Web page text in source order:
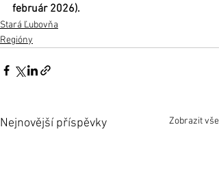
február 2026).
Stará Ľubovňa
Regióny
Nejnovější příspěvky Zobrazit vše